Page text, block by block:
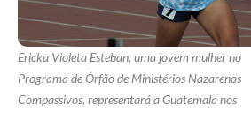
Ericka Violeta Esteban, uma jovem mulher no
Programa de Órfão de Ministérios Nazarenos
Compassivos, representará a Guatemala nos